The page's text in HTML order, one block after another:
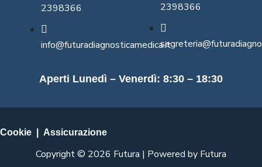
2398366
info@futuradiagnosticamedica.it
2398366
Aperti Lunedì – Venerdì: 8:30 – 18:30
Cookie Assicurazione
Copyright © 2026 Futura | Powered by Futura